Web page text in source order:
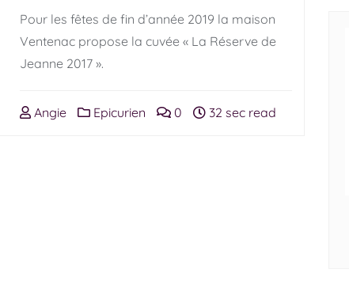
Pour les fêtes de fin d’année 2019 la maison
Ventenac propose la cuvée « La Réserve de
Jeanne 2017 ».
Angie Epicurien 0 32 sec read